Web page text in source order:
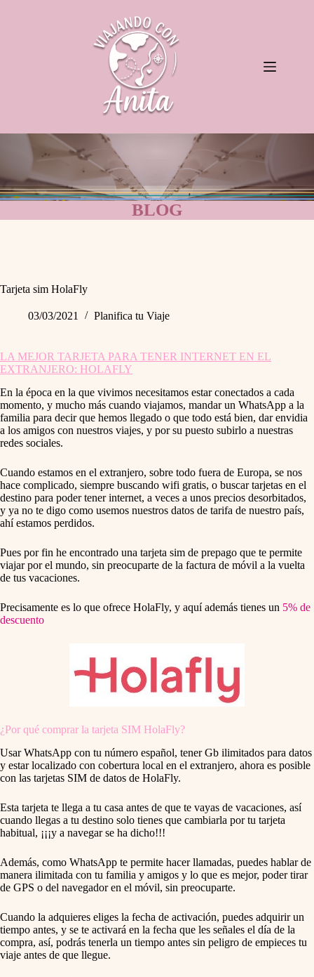
BLOG
Tarjeta sim HolaFly
03/03/2021 Planifica tu Viaje
LA MEJOR TARJETA PARA TENER INTERNET EN EL
EXTRANJERO: HOLAFLY
En la época en la que vivimos necesitamos estar conectados a cada
momento, y mucho más cuando viajamos, mandar un WhatsApp a la
familia para decir que hemos llegado o que todo está bien, dar envidia
a los amigos con nuestros viajes, y por su puesto subirlo a nuestras
redes sociales.
Cuando estamos en el extranjero, sobre todo fuera de Europa, se nos
hace complicado, siempre buscando wifi gratis, o buscar tarjetas en el
destino para poder tener internet, a veces a unos precios desorbitados,
y ya no te digo como usemos nuestros datos de tarifa de nuestro país,
ahí estamos perdidos.
Pues por fin he encontrado una tarjeta sim de prepago que te permite
viajar por el mundo, sin preocuparte de la factura de móvil a la vuelta
de tus vacaciones.
Precisamente es lo que ofrece HolaFly, y aquí además tienes un 5% de
descuento
¿Por qué comprar la tarjeta SIM HolaFly?
Usar WhatsApp con tu número español, tener Gb ilimitados para datos
y estar localizado con cobertura local en el extranjero, ahora es posible
con las tarjetas SIM de datos de HolaFly.
Esta tarjeta te llega a tu casa antes de que te vayas de vacaciones, así
cuando llegas a tu destino solo tienes que cambiarla por tu tarjeta
habitual, ¡¡¡y a navegar se ha dicho!!!
Además, como WhatsApp te permite hacer llamadas, puedes hablar de
manera ilimitada con tu familia y amigos y lo que es mejor, poder tirar
de GPS o del navegador en el móvil, sin preocuparte.
Cuando la adquieres eliges la fecha de activación, puedes adquirir un
tiempo antes, y se te activará en la fecha que les señales el día de la
compra, así, podrás tenerla un tiempo antes sin peligro de empieces tu
viaje antes de que llegue.